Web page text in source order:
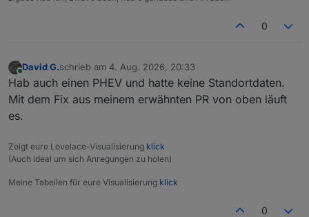
0
Online
David G.schrieb am 4. Aug. 2026, 20:33
zuletzt editiert von
Hab auch einen PHEV und hatte keine Standortdaten.
Mit dem Fix aus meinem erwähnten PR von oben läuft
es.
Zeigt eure Lovelace-Visualisierung klick
(Auch ideal um sich Anregungen zu holen)
Meine Tabellen für eure Visualisierung klick
0